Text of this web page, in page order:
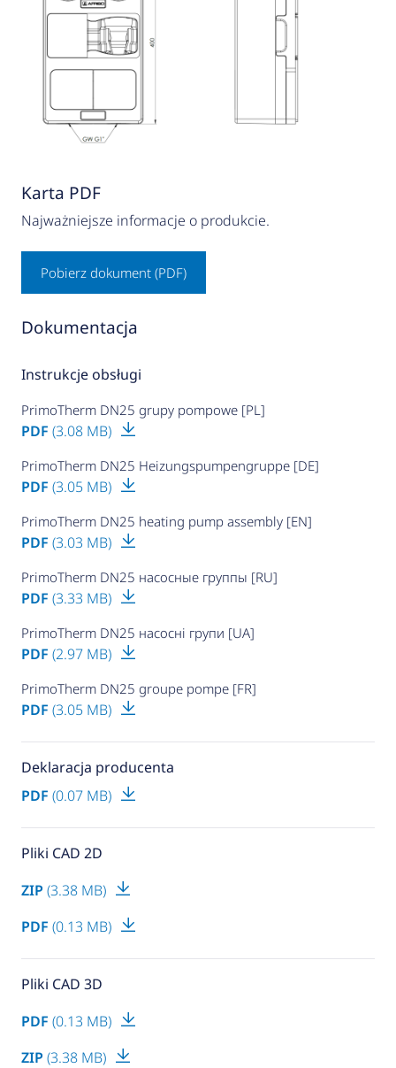
Karta PDF
Najważniejsze informacje o produkcie.
Pobierz dokument (PDF)
Dokumentacja
Instrukcje obsługi
PrimoTherm DN25 grupy pompowe [PL]
PDF (3.08 MB)
PrimoTherm DN25 Heizungspumpengruppe [DE]
PDF (3.05 MB)
PrimoTherm DN25 heating pump assembly [EN]
PDF (3.03 MB)
PrimoTherm DN25 насосные группы [RU]
PDF (3.33 MB)
PrimoTherm DN25 насосні групи [UA]
PDF (2.97 MB)
PrimoTherm DN25 groupe pompe [FR]
PDF (3.05 MB)
Deklaracja producenta
PDF (0.07 MB)
Pliki CAD 2D
ZIP (3.38 MB)
PDF (0.13 MB)
Pliki CAD 3D
PDF (0.13 MB)
ZIP (3.38 MB)